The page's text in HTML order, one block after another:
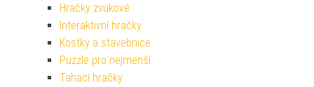
Hračky zvukové
Interaktivní hračky
Kostky a stavebnice
Puzzle pro nejmenší
Tahací hračky